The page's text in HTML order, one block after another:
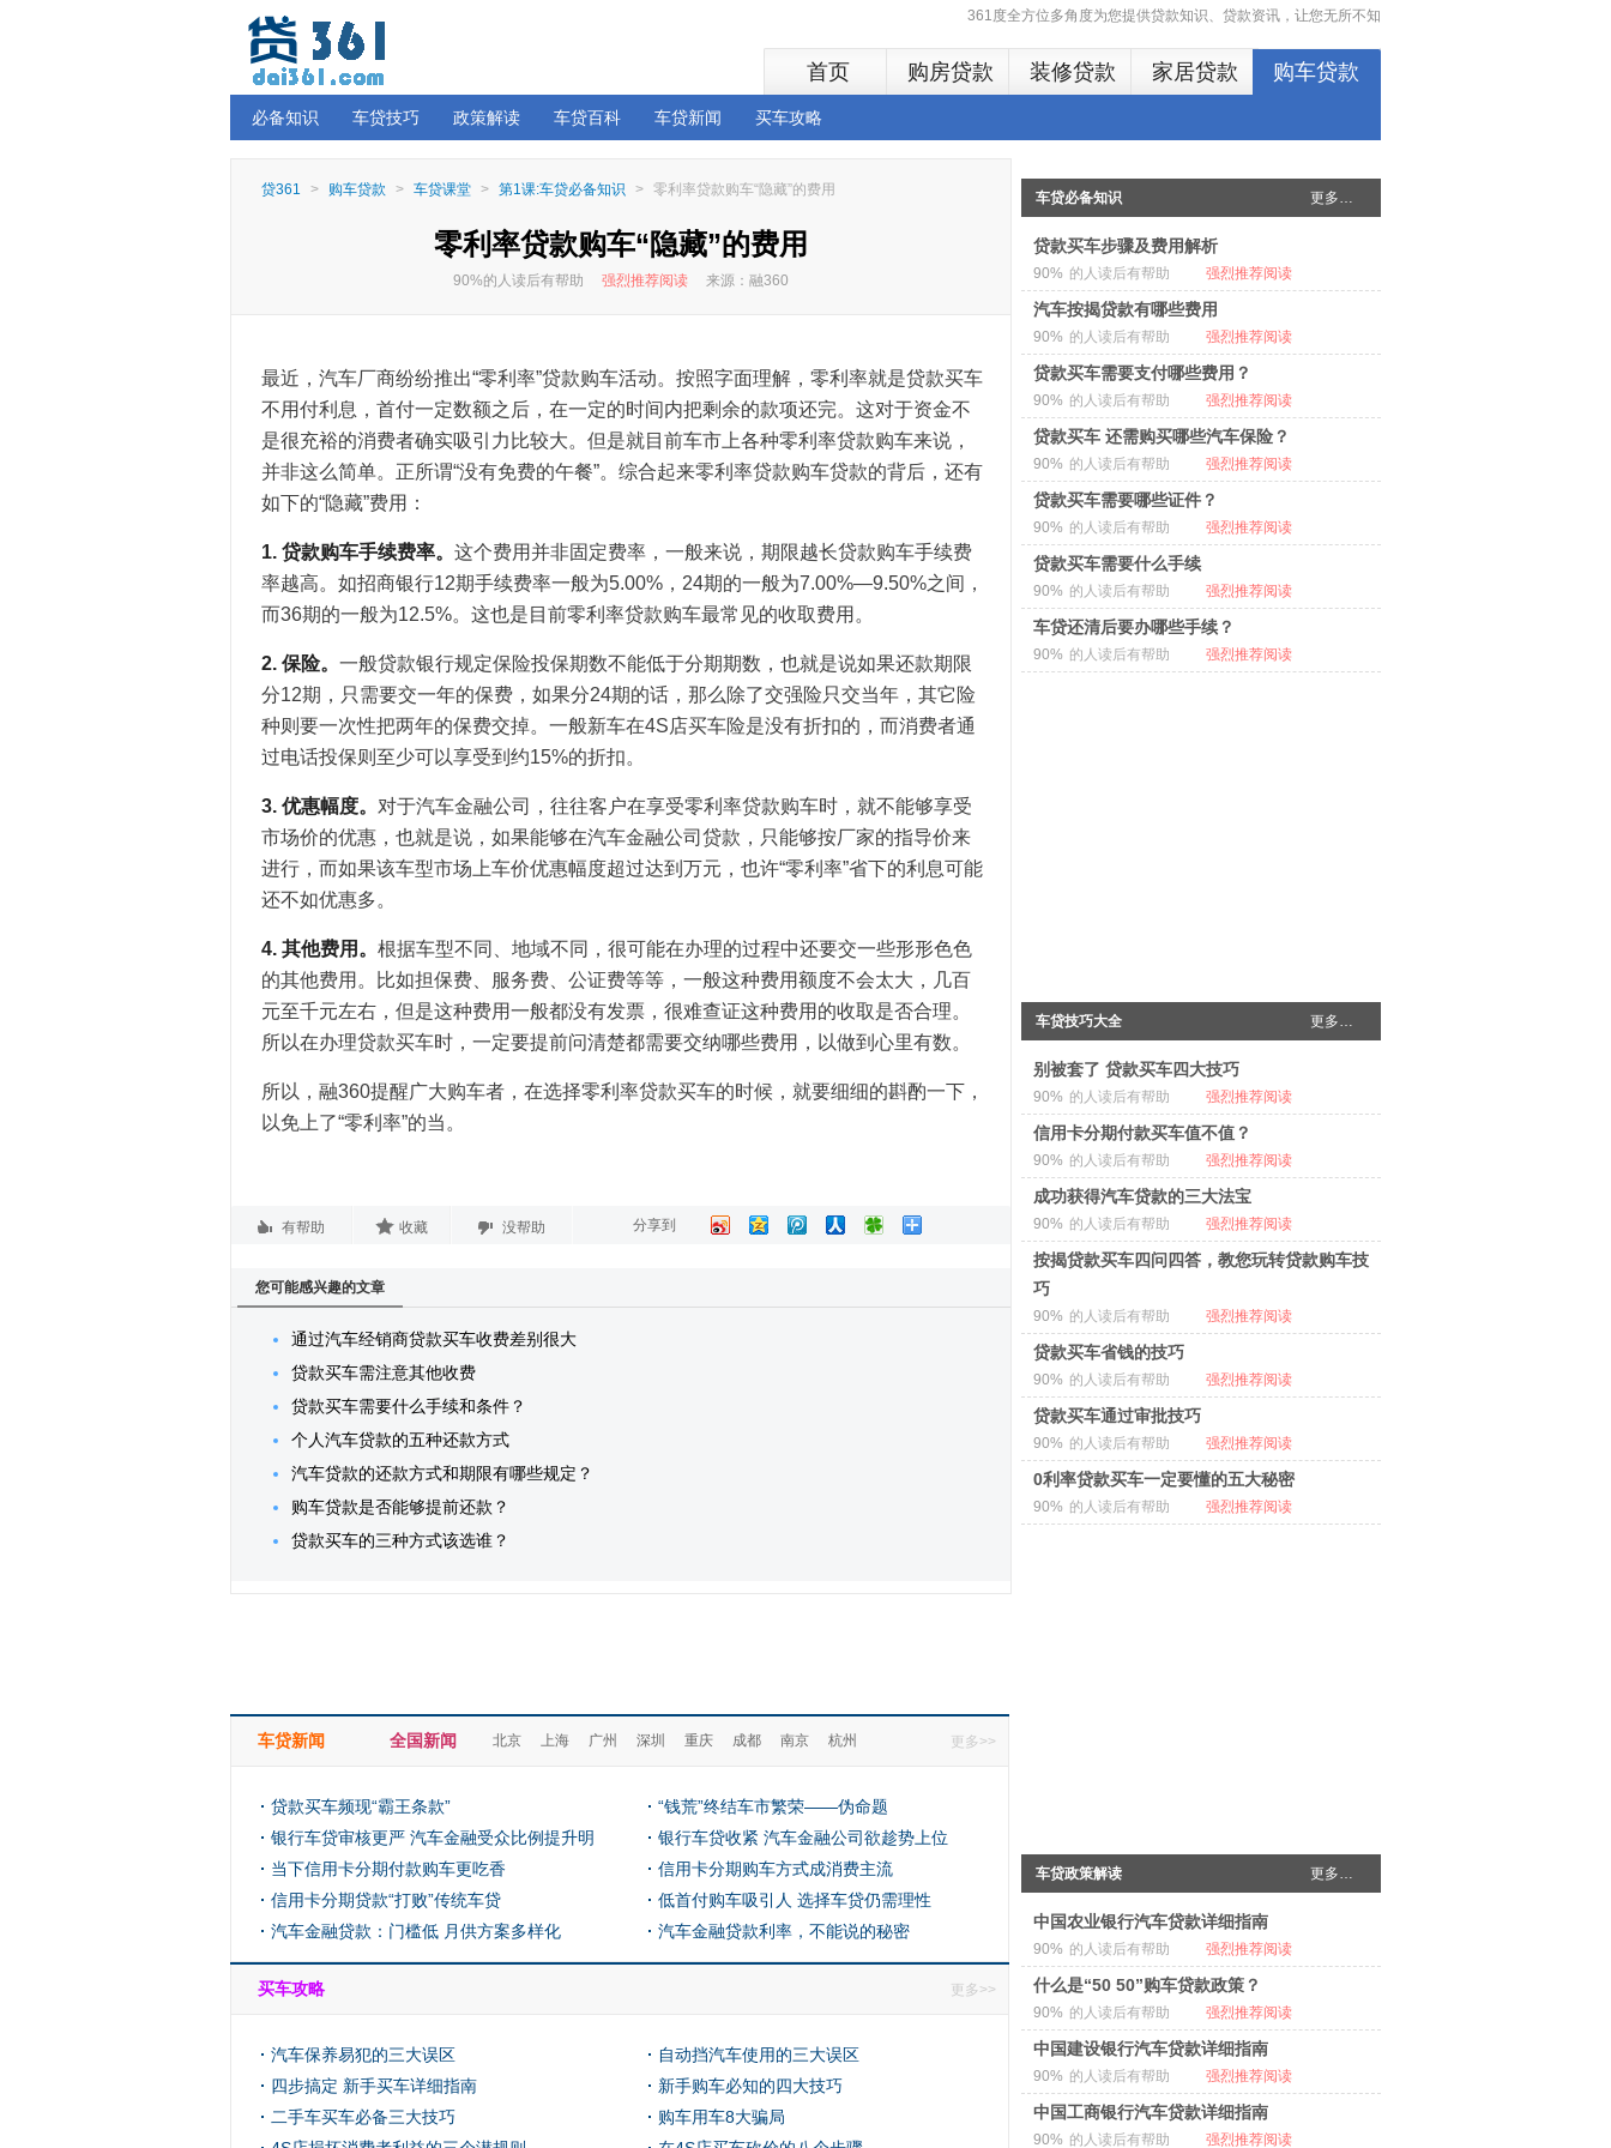
361度全方位多角度为您提供贷款知识、贷款资讯，让您无所不知
首页 购房贷款 装修贷款 家居贷款 购车贷款
必备知识 车贷技巧 政策解读 车贷百科 车贷新闻 买车攻略
贷361 > 购车贷款 > 车贷课堂 > 第1课:车贷必备知识 > 零利率贷款购车“隐藏”的费用
零利率贷款购车“隐藏”的费用
90%的人读后有帮助 强烈推荐阅读 来源：融360
最近，汽车厂商纷纷推出“零利率”贷款购车活动。按照字面理解，零利率就是贷款买车
不用付利息，首付一定数额之后，在一定的时间内把剩余的款项还完。这对于资金不
是很充裕的消费者确实吸引力比较大。但是就目前车市上各种零利率贷款购车来说，
并非这么简单。正所谓“没有免费的午餐”。综合起来零利率贷款购车贷款的背后，还有
如下的“隐藏”费用：
1. 贷款购车手续费率。 这个费用并非固定费率，一般来说，期限越长贷款购车手续费
率越高。如招商银行12期手续费率一般为5.00%，24期的一般为7.00%—9.50%之间，
而36期的一般为12.5%。这也是目前零利率贷款购车最常见的收取费用。
2. 保险。 一般贷款银行规定保险投保期数不能低于分期期数，也就是说如果还款期限
分12期，只需要交一年的保费，如果分24期的话，那么除了交强险只交当年，其它险
种则要一次性把两年的保费交掉。一般新车在4S店买车险是没有折扣的，而消费者通
过电话投保则至少可以享受到约15%的折扣。
3. 优惠幅度。 对于汽车金融公司，往往客户在享受零利率贷款购车时，就不能够享受
市场价的优惠，也就是说，如果能够在汽车金融公司贷款，只能够按厂家的指导价来
进行，而如果该车型市场上车价优惠幅度超过达到万元，也许“零利率”省下的利息可能
还不如优惠多。
4. 其他费用。 根据车型不同、地域不同，很可能在办理的过程中还要交一些形形色色
的其他费用。比如担保费、服务费、公证费等等，一般这种费用额度不会太大，几百
元至千元左右，但是这种费用一般都没有发票，很难查证这种费用的收取是否合理。
所以在办理贷款买车时，一定要提前问清楚都需要交纳哪些费用，以做到心里有数。
所以，融360提醒广大购车者，在选择零利率贷款买车的时候，就要细细的斟酌一下，
以免上了“零利率”的当。
有帮助 收藏 没帮助 分享到
您可能感兴趣的文章
通过汽车经销商贷款买车收费差别很大
贷款买车需注意其他收费
贷款买车需要什么手续和条件？
个人汽车贷款的五种还款方式
汽车贷款的还款方式和期限有哪些规定？
购车贷款是否能够提前还款？
贷款买车的三种方式该选谁？
车贷新闻 全国新闻 北京 上海 广州 深圳 重庆 成都 南京 杭州 更多>>
贷款买车频现“霸王条款”
银行车贷审核更严 汽车金融受众比例提升明
显当下信用卡分期付款购车更吃香
信用卡分期贷款“打败”传统车贷
汽车金融贷款：门槛低 月供方案多样化
“钱荒”终结车市繁荣——伪命题
银行车贷收紧 汽车金融公司欲趁势上位
信用卡分期购车方式成消费主流
低首付购车吸引人 选择车贷仍需理性
汽车金融贷款利率，不能说的秘密
买车攻略 更多>>
汽车保养易犯的三大误区
四步搞定 新手买车详细指南
二手车买车必备三大技巧
自动挡汽车使用的三大误区
新手购车必知的四大技巧
购车用车8大骗局
车贷必备知识 更多…
贷款买车步骤及费用解析
90% 的人读后有帮助 强烈推荐阅读
汽车按揭贷款有哪些费用
90% 的人读后有帮助 强烈推荐阅读
贷款买车需要支付哪些费用？
90% 的人读后有帮助 强烈推荐阅读
贷款买车 还需购买哪些汽车保险？
90% 的人读后有帮助 强烈推荐阅读
贷款买车需要哪些证件？
90% 的人读后有帮助 强烈推荐阅读
贷款买车需要什么手续
90% 的人读后有帮助 强烈推荐阅读
车贷还清后要办哪些手续？
90% 的人读后有帮助 强烈推荐阅读
车贷技巧大全 更多…
别被套了 贷款买车四大技巧
90% 的人读后有帮助 强烈推荐阅读
信用卡分期付款买车值不值？
90% 的人读后有帮助 强烈推荐阅读
成功获得汽车贷款的三大法宝
90% 的人读后有帮助 强烈推荐阅读
按揭贷款买车四问四答，教您玩转贷款购车技
巧
90% 的人读后有帮助 强烈推荐阅读
贷款买车省钱的技巧
90% 的人读后有帮助 强烈推荐阅读
贷款买车通过审批技巧
90% 的人读后有帮助 强烈推荐阅读
0利率贷款买车一定要懂的五大秘密
90% 的人读后有帮助 强烈推荐阅读
车贷政策解读 更多…
中国农业银行汽车贷款详细指南
90% 的人读后有帮助 强烈推荐阅读
什么是“50 50”购车贷款政策？
90% 的人读后有帮助 强烈推荐阅读
中国建设银行汽车贷款详细指南
90% 的人读后有帮助 强烈推荐阅读
中国工商银行汽车贷款详细指南
90% 的人读后有帮助 强烈推荐阅读